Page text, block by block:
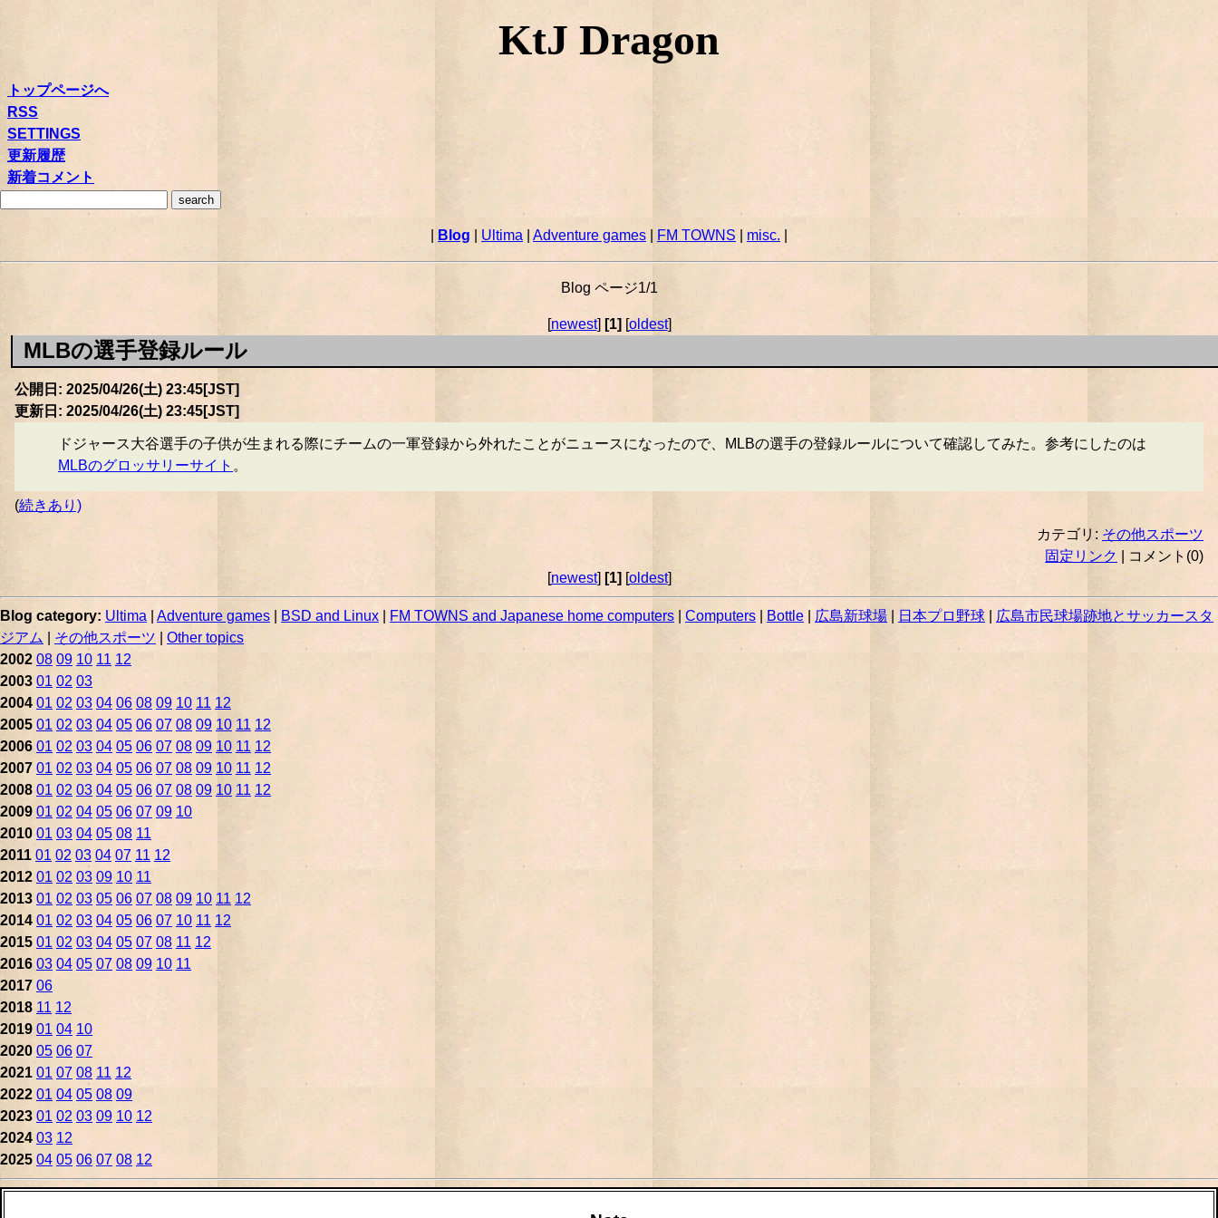
KtJ Dragon
トップページへ
RSS
SETTINGS
更新履歴
新着コメント
Blog Ultima Adventure games FM TOWNS misc.
Blog ページ1/1
[newest] [1] [oldest]
MLBの選手登録ルール
公開日: 2025/04/26(土) 23:45[JST]
更新日: 2025/04/26(土) 23:45[JST]
ドジャース大谷選手の子供が生まれる際にチームの一軍登録から外れたことがニュースになったので、MLBの選手の登録ルールについて確認してみた。参考にしたのは
MLBのグロッサリーサイト 。
(続きあり)
カテゴリ: その他スポーツ
固定リンク
| コメント(0)
[newest] [1] [oldest]
Blog category: Ultima Adventure games BSD and Linux FM TOWNS and Japanese home computers Computers Bottle 広島新球場 日本プロ野球
広島市民球場跡地とサッカースタ
ジアム
その他スポーツ
Other topics
2002 08 09 10 11 12
2003 01 02 03
2004 01 02 03 04 06 08 09 10 11 12
2005 01 02 03 04 05 06 07 08 09 10 11 12
2006 01 02 03 04 05 06 07 08 09 10 11 12
2007 01 02 03 04 05 06 07 08 09 10 11 12
2008 01 02 03 04 05 06 07 08 09 10 11 12
2009 01 02 04 05 06 07 09 10
2010 01 03 04 05 08 11
2011 01 02 03 04 07 11 12
2012 01 02 03 09 10 11
2013 01 02 03 05 06 07 08 09 10 11 12
2014 01 02 03 04 05 06 07 10 11 12
2015 01 02 03 04 05 07 08 11 12
2016 03 04 05 07 08 09 10 11
2017 06
2018 11 12
2019 01 04 10
2020 05 06 07
2021 01 07 08 11 12
2022 01 04 05 08 09
2023 01 02 03 09 10 12
2024 03 12
2025 04 05 06 07 08 12